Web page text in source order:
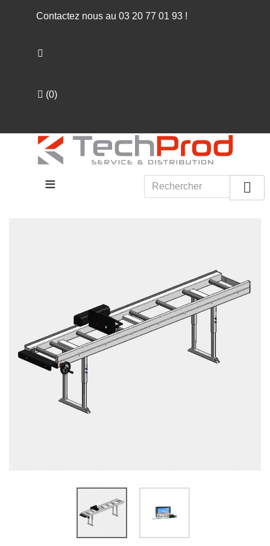
Contactez nous au 03 20 77 01 93 !
(0)
≡ 